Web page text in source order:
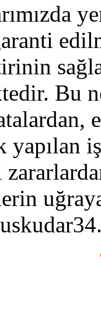
Bu
yapılan